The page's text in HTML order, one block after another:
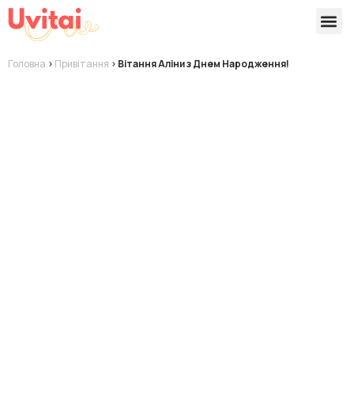
Головна > Привітання > Вітання Аліни з Днем Народження!